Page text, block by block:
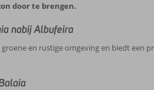
door te brengen.
nabij Albufeira
groene en rustige omgeving en biedt